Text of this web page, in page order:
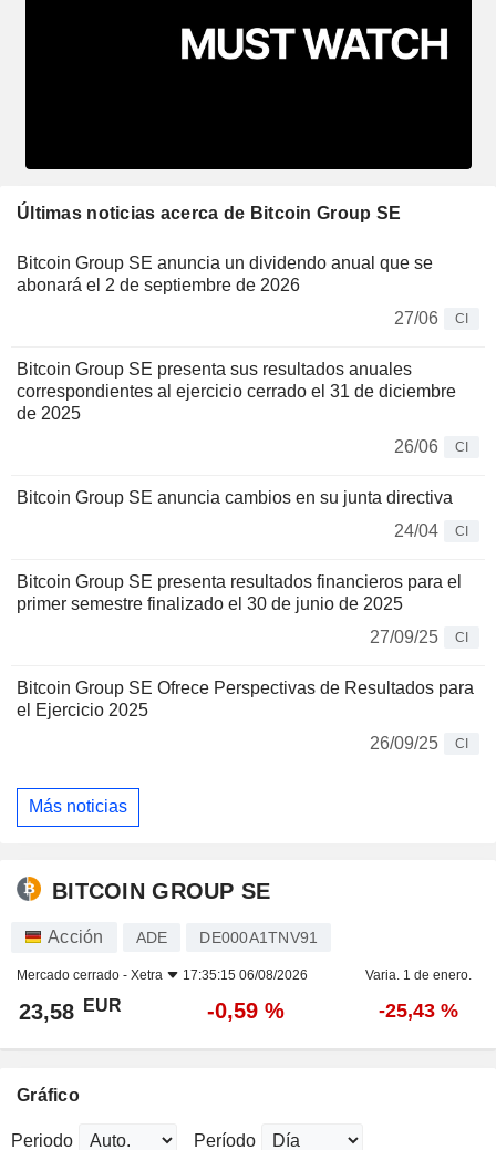
Últimas noticias acerca de Bitcoin Group SE
Bitcoin Group SE anuncia un dividendo anual que se
abonará el 2 de septiembre de 2026
27/06
CI
Bitcoin Group SE presenta sus resultados anuales
correspondientes al ejercicio cerrado el 31 de diciembre
de 2025
26/06
CI
Bitcoin Group SE anuncia cambios en su junta directiva
24/04
CI
Bitcoin Group SE presenta resultados financieros para el
primer semestre finalizado el 30 de junio de 2025
27/09/25
CI
Bitcoin Group SE Ofrece Perspectivas de Resultados para
el Ejercicio 2025
26/09/25
CI
Más noticias
BITCOIN GROUP SE
Acción ADE DE000A1TNV91
Mercado cerrado - Xetra 17:35:15 06/08/2026 Varia. 1 de enero.
23,58 EUR -0,59 % -25,43 %
Gráfico
Periodo Período